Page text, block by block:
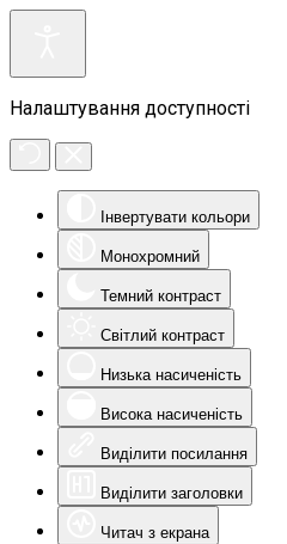
Налаштування доступності
Інвертувати кольори
Монохромний
Темний контраст
Світлий контраст
Низька насиченість
Висока насиченість
Виділити посилання
Виділити заголовки
Читач з екрана